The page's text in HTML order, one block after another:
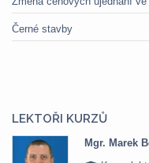
Černé stavby
LEKTOŘI KURZŮ
Mgr. Marek